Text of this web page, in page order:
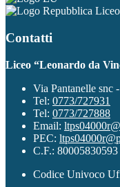
Contatti
Liceo “Leonardo da
Via Pantanelle snc
Tel: 0773/727931
Tel: 0773/727888
Email:
PEC:
C.F.: 80005830593
Codice Univoco